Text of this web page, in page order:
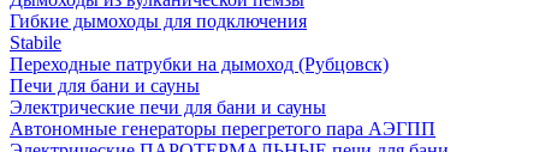
Гибкие дымоходы для подключения
Stabile
Переходные патрубки на дымоход (Рубцовск)
Печи для бани и сауны
Электрические печи для бани и сауны
Автономные генераторы перегретого пара АЭГПП